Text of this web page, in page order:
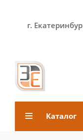
г.
Каталог